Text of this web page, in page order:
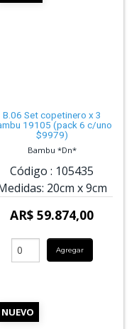
B.06 Set copetinero x 3
19105 (pack 6 c/uno
$9979)
Bambu *Dn*
Código : 105435
20cm x9cm
AR$ 59.874,00
Agregar
NUEVO